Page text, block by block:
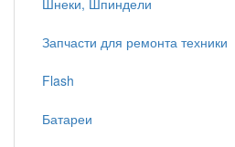
Шнеки, Шпиндели
Запчасти для ремонта техники
Flash
Батареи